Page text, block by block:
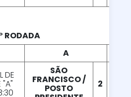
RODADA
A
DE
"A"
SÃO
FRANCISCO /
POSTO 2